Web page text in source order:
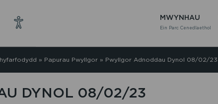
MWYNHAU
Ein Parc Cenedlaethol
» Papurau Pwyllgor» Pwyllgor Adnoddau Dynol 08/02/23
DYNOL 08/02/23